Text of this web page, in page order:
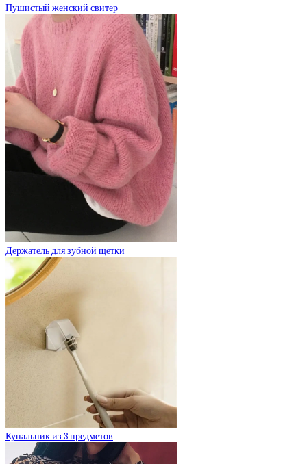
Пушистый женский свитер
Держатель для зубной щетки
Купальник из 3 предметов